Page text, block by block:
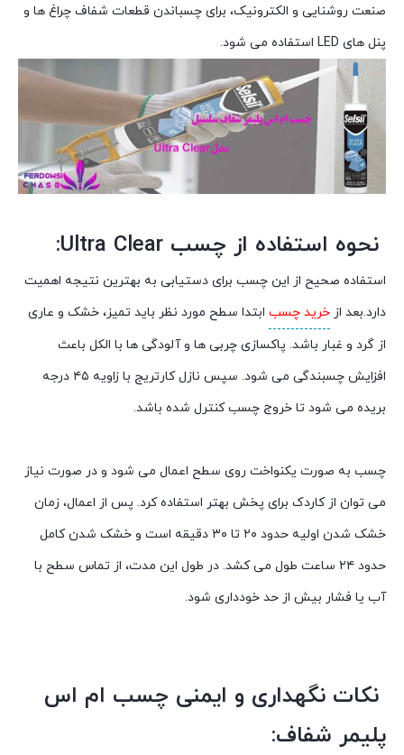
صنعت روشنایی و الکترونیک، برای چسباندن قطعات شفاف چراغ ها و
پنل های LED استفاده می شود.
نحوه استفاده از چسب Ultra Clear:
استفاده صحیح از این چسب برای دستیابی به بهترین نتیجه اهمیت
دارد.بعد از خرید چسب ابتدا سطح مورد نظر باید تمیز، خشک و عاری
از گرد و غبار باشد. پاکسازی چربی ها و آلودگی ها با الکل باعث
افزایش چسبندگی می شود. سپس نازل کارتریج با زاویه ۴۵ درجه
بریده می شود تا خروج چسب کنترل شده باشد.
چسب به صورت یکنواخت روی سطح اعمال می شود و در صورت نیاز
می توان از کاردک برای پخش بهتر استفاده کرد. پس از اعمال، زمان
خشک شدن اولیه حدود ۲۰ تا ۳۰ دقیقه است و خشک شدن کامل
حدود ۲۴ ساعت طول می کشد. در طول این مدت، از تماس سطح با
آب یا فشار بیش از حد خودداری شود.
نکات نگهداری و ایمنی چسب ام اس
پلیمر شفاف: